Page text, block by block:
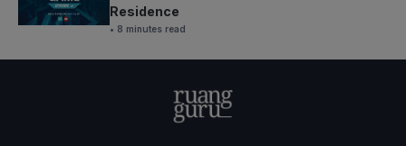
Residence
• 8 minutes read